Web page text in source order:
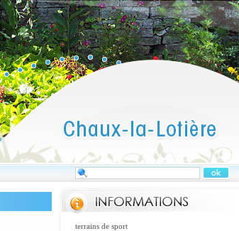
Réouverture Étangs, terrains de sport